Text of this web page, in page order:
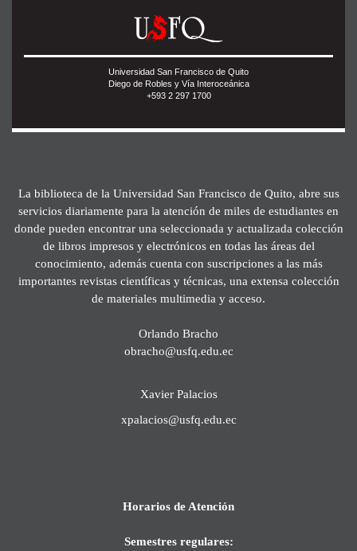
Universidad San Francisco de Quito
Diego de Robles y Vía Interoceánica
+593 2 297 1700
La biblioteca de la Universidad San Francisco de Quito, abre sus
servicios diariamente para la atención de miles de estudiantes en
donde pueden encontrar una seleccionada y actualizada colección
de libros impresos y electrónicos en todas las áreas del
conocimiento, además cuenta con suscripciones a las más
importantes revistas científicas y técnicas, una extensa colección
de materiales multimedia y acceso.
Orlando Bracho
obracho@usfq.edu.ec
Xavier Palacios
xpalacios@usfq.edu.ec
Horarios de Atención
Semestres regulares: